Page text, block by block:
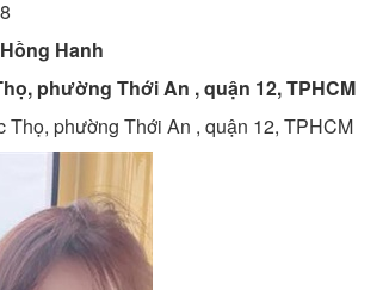
Hanh
phường Thới An , quận 12, TPHCM
Thọ, phường Thới An , quận 12, TPHCM